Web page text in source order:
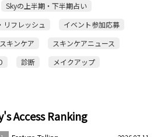
Skyの上半期・下半期占い
リフレッシュ
イベント参加応募
スキンケア
スキンケアニュース
診断 メイクアップ
Access Ranking